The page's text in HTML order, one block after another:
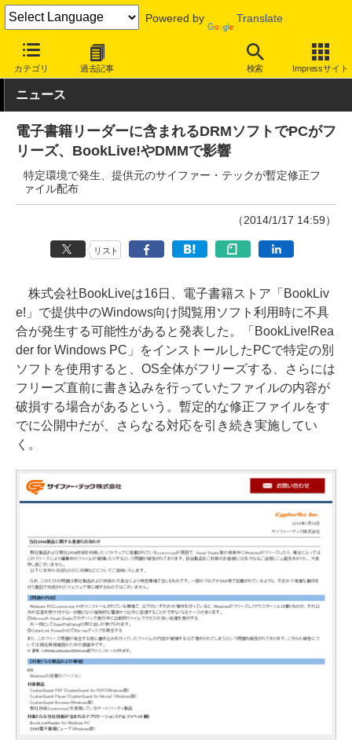
Powered by Translate
カテゴリ 過去記事 検索 Impressサイト
INTERNET Watch トピック
ニュース
電子書籍リーダーに含まれるDRMソフトでPCがフ
リーズ、BookLive!やDMMで影響
特定環境で発生、提供元のサイファー・テックが暫定修正フ
ァイル配布
（2014/1/17 14:59）
リスト
株式会社BookLiveは16日、電子書籍ストア「BookLiv
e!」で提供中のWindows向け閲覧用ソフト利用時に不具
合が発生する可能性があると発表した。「BookLive!Rea
der for Windows PC」をインストールしたPCで特定の別
ソフトを使用すると、OS全体がフリーズする、さらには
フリーズ直前に書き込みを行っていたファイルの内容が
破損する場合があるという。暫定的な修正ファイルをす
でに公開中だが、さらなる対応を引き続き実施してい
く。